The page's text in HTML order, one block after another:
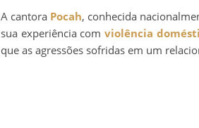
A cantora Pocah, conhecida
sua experiência com violência
que as agressões sofridas em um